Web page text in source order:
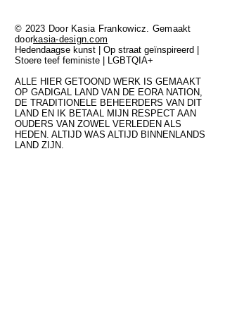
© 2023 Door Kasia Frankowicz. Gemaakt
doorkasia-design.com
Hedendaagse kunst | Op straat geïnspireerd |
Stoere teef feministe | LGBTQIA+
ALLE HIER GETOOND WERK IS GEMAAKT
OP GADIGAL LAND VAN DE EORA NATION,
DE TRADITIONELE BEHEERDERS VAN DIT
LAND EN IK BETAAL MIJN RESPECT AAN
OUDERS VAN ZOWEL VERLEDEN ALS
HEDEN. ALTIJD WAS ALTIJD BINNENLANDS
LAND ZIJN.